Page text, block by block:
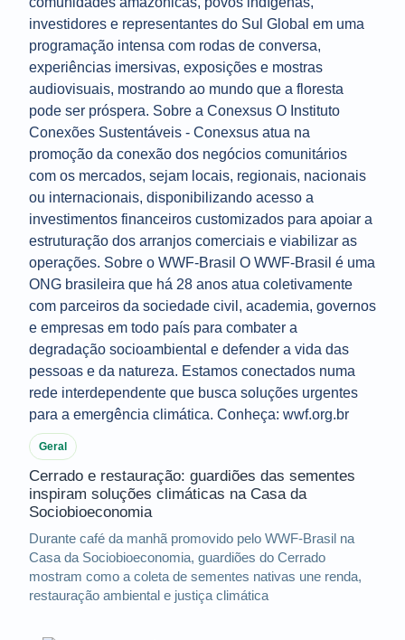
Geral
Cerrado e restauração: guardiões das sementes
inspiram soluções climáticas na Casa da
Sociobioeconomia
Durante café da manhã promovido pelo WWF-Brasil na
Casa da Sociobioeconomia, guardiões do Cerrado
mostram como a coleta de sementes nativas une renda,
restauração ambiental e justiça climática